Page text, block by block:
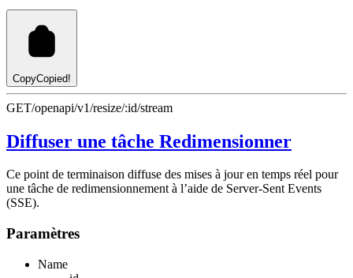
CopyCopied!
GET/openapi/v1/resize/:id/stream
Diffuser une tâche Redimensionner
Ce point de terminaison diffuse des mises à jour en temps réel pour
une tâche de redimensionnement à l’aide de Server-Sent Events
(SSE).
Paramètres
Name